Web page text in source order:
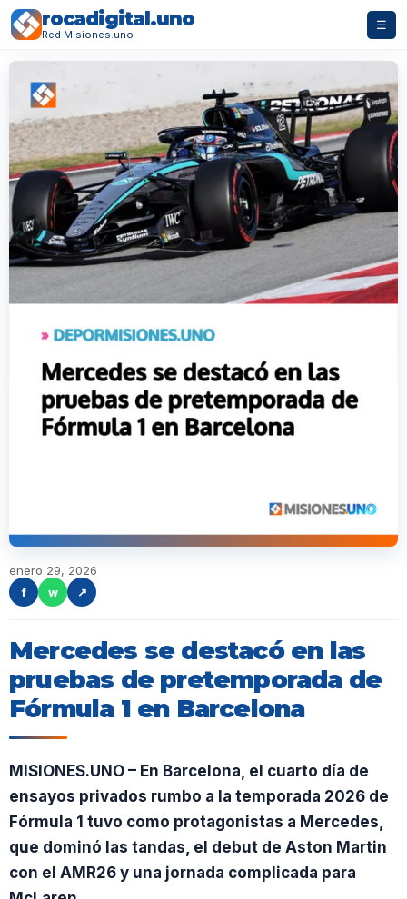
rocadigital.uno
Red Misiones.uno
☰
enero 29, 2026
f
w ↗
Mercedes se destacó en las
pruebas de pretemporada de
Fórmula 1 en Barcelona
MISIONES.UNO – En Barcelona, el cuarto día de
ensayos privados rumbo a la temporada 2026 de
Fórmula 1 tuvo como protagonistas a Mercedes,
que dominó las tandas, el debut de Aston Martin
con el AMR26 y una jornada complicada para